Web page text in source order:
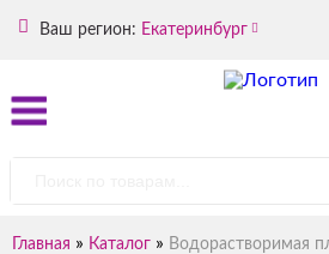
Ваш регион: Екатеринбург
Главная » Каталог » Водорастворимая